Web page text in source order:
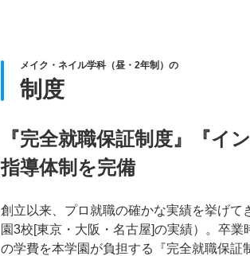
メイク・ネイル学科（昼・2年制）の
制度
『完全就職保証制度』『イ
指導体制を完備
創立以来、プロ就職の確かな実績を挙げて
園3校[東京・大阪・名古屋]の実績）。卒
の学費を本学園が負担する『完全就職保証